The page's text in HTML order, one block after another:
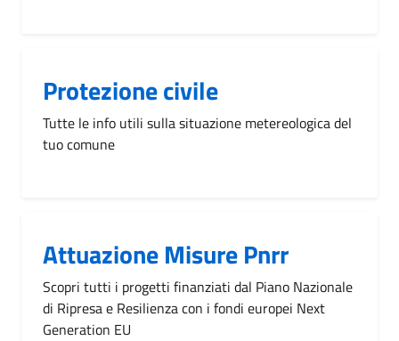
Protezione civile
Tutte le info utili sulla situazione metereologica del
tuo comune
Attuazione Misure Pnrr
Scopri tutti i progetti finanziati dal Piano Nazionale
di Ripresa e Resilienza con i fondi europei Next
Generation EU